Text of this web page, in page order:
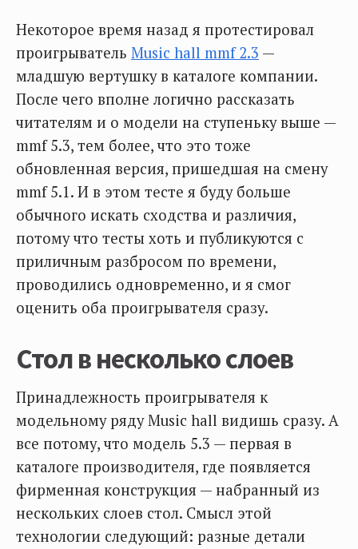
Некоторое время назад я протестировал
проигрыватель Music hall mmf 2.3 —
младшую вертушку в каталоге компании.
После чего вполне логично рассказать
читателям и о модели на ступеньку выше —
mmf 5.3, тем более, что это тоже
обновленная версия, пришедшая на смену
mmf 5.1. И в этом тесте я буду больше
обычного искать сходства и различия,
потому что тесты хоть и публикуются с
приличным разбросом по времени,
проводились одновременно, и я смог
оценить оба проигрывателя сразу.
Стол в несколько слоев
Принадлежность проигрывателя к
модельному ряду Music hall видишь сразу. А
все потому, что модель 5.3 — первая в
каталоге производителя, где появляется
фирменная конструкция — набранный из
нескольких слоев стол. Смысл этой
технологии следующий: разные детали